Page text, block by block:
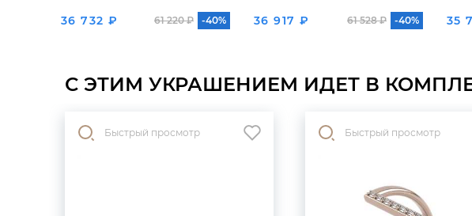
36 732 ₽ 61 220 ₽ -40% 36 917 ₽ 61 528 ₽ -40% 35
С ЭТИМ УКРАШЕНИЕМ ИДЕТ В
Быстрый просмотр Быстрый просмотр